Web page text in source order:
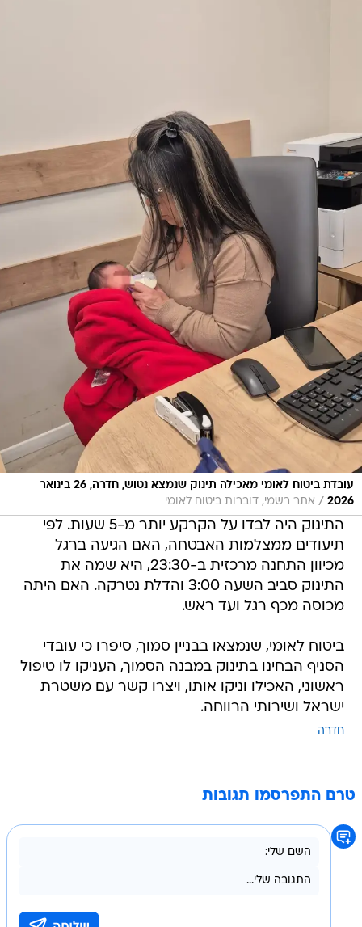
עובדת ביטוח לאומי מאכילה תינוק שנמצא נטוש, חדרה, 26 בינואר
2026
/ אתר רשמי, דוברות ביטוח לאומי
התינוק היה לבדו על הקרקע יותר מ-5 שעות. לפי
תיעודים ממצלמות האבטחה, האם הגיעה ברגל
מכיוון התחנה מרכזית ב-23:30, היא שמה את
התינוק סביב השעה 3:00 והדלת נטרקה. האם היתה
מכוסה מכף רגל ועד ראש.
ביטוח לאומי, שנמצאו בבניין סמוך, סיפרו כי עובדי
הסניף הבחינו בתינוק במבנה הסמוך, העניקו לו טיפול
ראשוני, האכילו וניקו אותו, ויצרו קשר עם משטרת
ישראל ושירותי הרווחה.
חדרה
טרם התפרסמו תגובות